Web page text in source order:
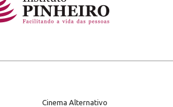
Cinema Alternativo